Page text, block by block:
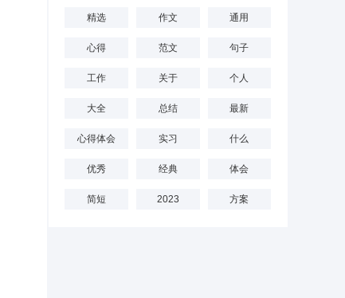
精选 作文 通用
心得 范文 句子
工作 关于 个人
大全 总结 最新
心得体会 实习 什么
优秀 经典 体会
简短 2023 方案